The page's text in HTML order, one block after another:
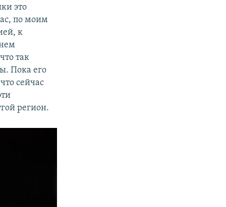
это
по моим
к
так
Пока его
сейчас
регион.